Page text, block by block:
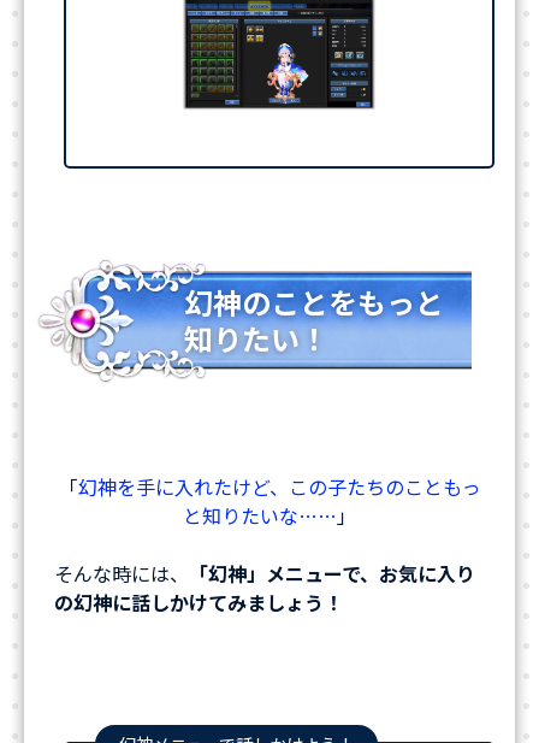
幻神のことをもっと
知りたい！
「幻神を手に入れたけど、この子たちのこともっ
と知りたいな……」
そんな時には、
「幻神」メニューで、お気に入り
の幻神に話しかけてみましょう！